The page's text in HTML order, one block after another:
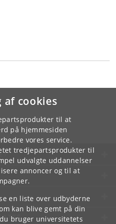
af cookies
til at
på hjemmesiden
vores service.
tredjepartsprodukter til
udvalgte uddannelser
annoncer og til at
en liste over udbyderne
kan blive gemt på din
bruger universitetets